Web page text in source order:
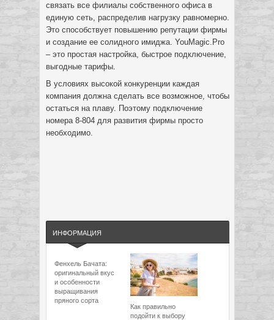
связать все филиалы собственного офиса в
единую сеть, распределив нагрузку равномерно.
Это способствует повышению репутации фирмы
и создание ее солидного имиджа. YouMagic.Pro
– это простая настройка, быстрое подключение,
выгодные тарифы.
В условиях высокой конкуренции каждая
компания должна сделать все возможное, чтобы
остаться на плаву. Поэтому подключение
номера 8-804 для развития фирмы просто
необходимо.
ИНФОРМАЦИЯ
Фенхель Бачата:
оригинальный вкус
и особенности
выращивания
пряного сорта
Как правильно
подойти к выбору